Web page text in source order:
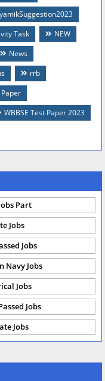
Task
NEW
News
rrb
WBBSE Test Paper 2023
Part
Jobs
Jobs
Navy Jobs
Jobs
Jobs
Jobs